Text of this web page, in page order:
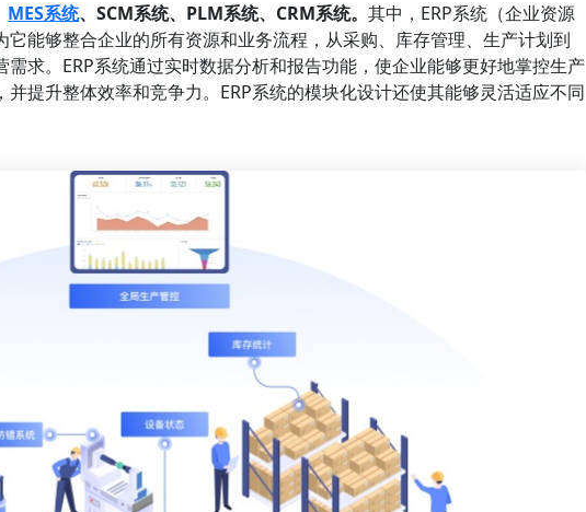
MES系统、SCM系统、PLM系统、CRM系统。其中，ERP系统（企业资源
能够整合企业的所有资源和业务流程，从采购、库存管理、生产计划到
求。ERP系统通过实时数据分析和报告功能，使企业能够更好地掌控生产
提升整体效率和竞争力。ERP系统的模块化设计还使其能够灵活适应不同